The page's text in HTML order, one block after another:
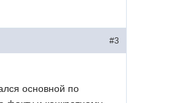
#3
основной по